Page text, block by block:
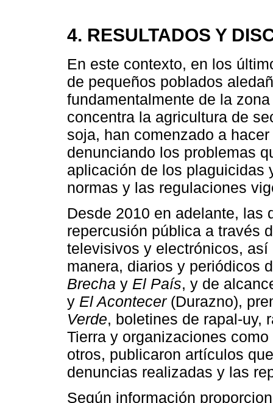
4. RESULTADOS Y
En este contexto, en los
de pequeños poblados
fundamentalmente de la
concentra la agricultura de
soja, han comenzado a
denunciando los problemas
aplicación de los plaguicidas
normas y las regulaciones
Desde 2010 en adelante, las
repercusión pública a través
televisivos y electrónicos,
manera, diarios y periódicos
Brecha y El País, y de
y El Acontecer(Durazno),
Verde, boletines de rapal-uy,
Tierra y organizaciones
otros, publicaron artículos
denuncias realizadas y las
Según información